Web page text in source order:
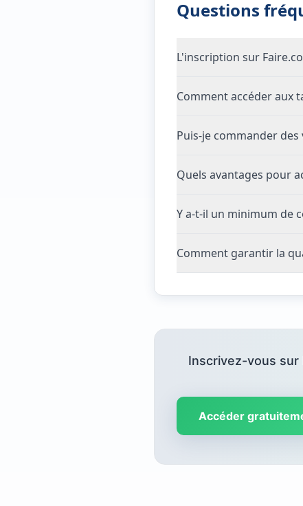
Questions
L'inscription sur
Comment accéder aux
Puis-je commander
Quels avantages pour
Y a-t-il un minimum de
Comment garantir la
Inscrivez-vous
Accéder